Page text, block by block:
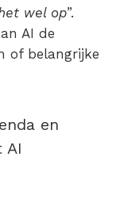
wel op”.
AI de
of belangrijke
en
AI